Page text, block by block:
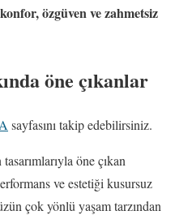
özgüven ve zahmetsiz
öne çıkanlar
sayfasını takip edebilirsiniz.
öne çıkan
ve estetiği kusursuz
çok yönlü yaşam tarzından